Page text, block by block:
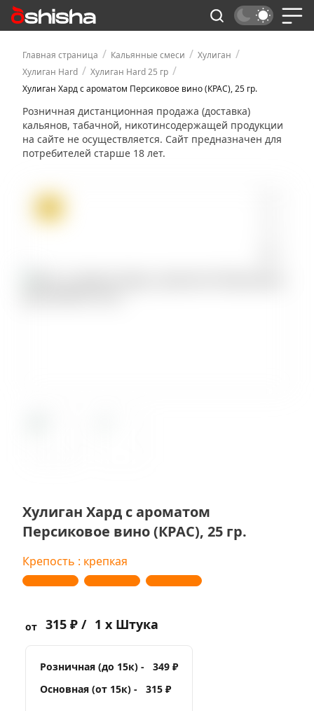
Главная страница / Кальянные смеси / Хулиган /
Хулиган Hard / Хулиган Hard 25 гр /
Хулиган Хард с ароматом Персиковое вино (КРАС), 25 гр.
Розничная дистанционная продажа (доставка)
кальянов, табачной, никотинсодержащей продукции
на сайте не осуществляется. Сайт предназначен для
потребителей старше 18 лет.
Хулиган Хард с ароматом
Персиковое вино (КРАС), 25 гр.
Крепость : крепкая
от 315 ₽ / 1 x Штука
Розничная (до 15к) -
349 ₽
Основная (от 15к) -
315 ₽